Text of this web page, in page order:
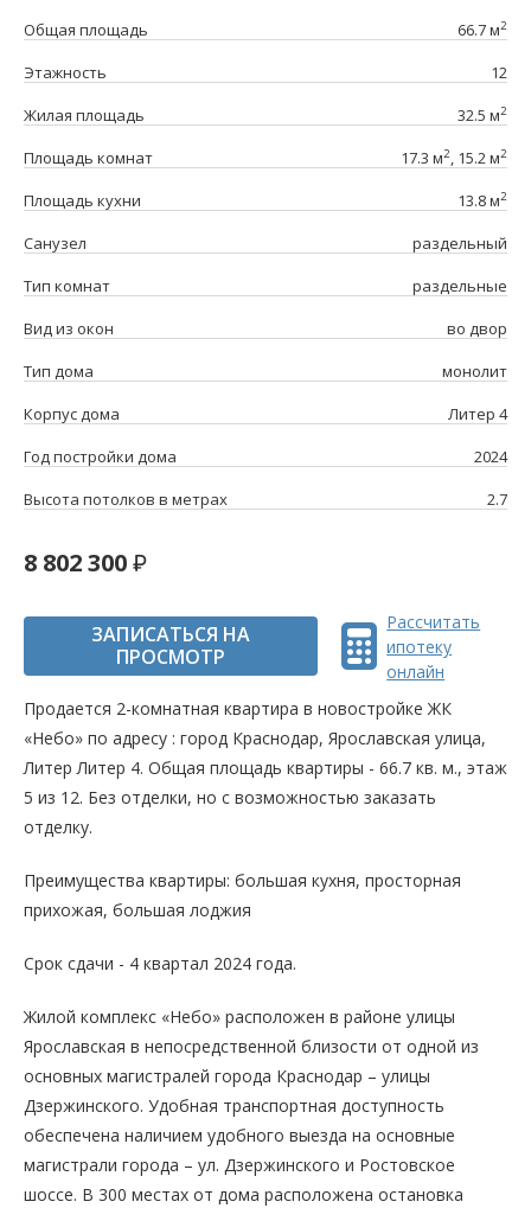
Общая площадь
66.7 м2
Этажность
12
Жилая площадь
32.5 м2
Площадь комнат 17.3 м2, 15.2 м2
Площадь кухни 13.8 м2
Санузел
раздельный
Тип комнат
раздельные
Вид из окон
во двор
Тип дома
монолит
Корпус дома
Литер 4
Год постройки дома
2024
Высота потолков в метрах
2.7
8 802 300
ЗАПИСАТЬСЯ НА
ПРОСМОТР
Рассчитать
ипотеку
онлайн
Продается 2-комнатная квартира в новостройке ЖК
«Небо» по адресу : город Краснодар, Ярославская улица,
Литер Литер 4. Общая площадь квартиры - 66.7 кв. м., этаж
5 из 12. Без отделки, но с возможностью заказать
отделку.
Преимущества квартиры: большая кухня, просторная
прихожая, большая лоджия
Срок сдачи - 4 квартал 2024 года.
Жилой комплекс «Небо» расположен в районе улицы
Ярославская в непосредственной близости от одной из
основных магистралей города Краснодар – улицы
Дзержинского. Удобная транспортная доступность
обеспечена наличием удобного выезда на основные
магистрали города – ул. Дзержинского и Ростовское
шоссе. В 300 местах от дома расположена остановка